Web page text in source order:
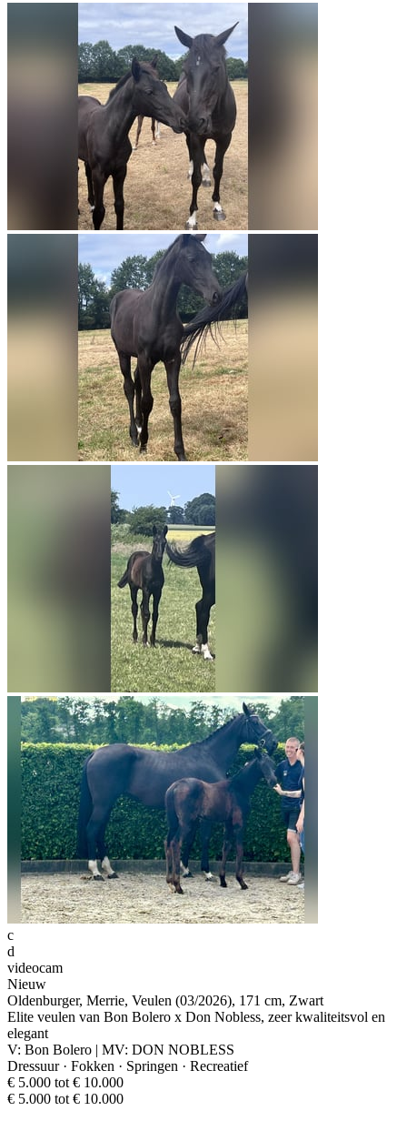
c
d
videocam
Nieuw
Oldenburger, Merrie, Veulen (03/2026), 171 cm, Zwart
Elite veulen van Bon Bolero x Don Nobless, zeer kwaliteitsvol en
elegant
V: Bon Bolero | MV: DON NOBLESS
Dressuur · Fokken · Springen · Recreatief
€ 5.000 tot € 10.000
€ 5.000 tot € 10.000